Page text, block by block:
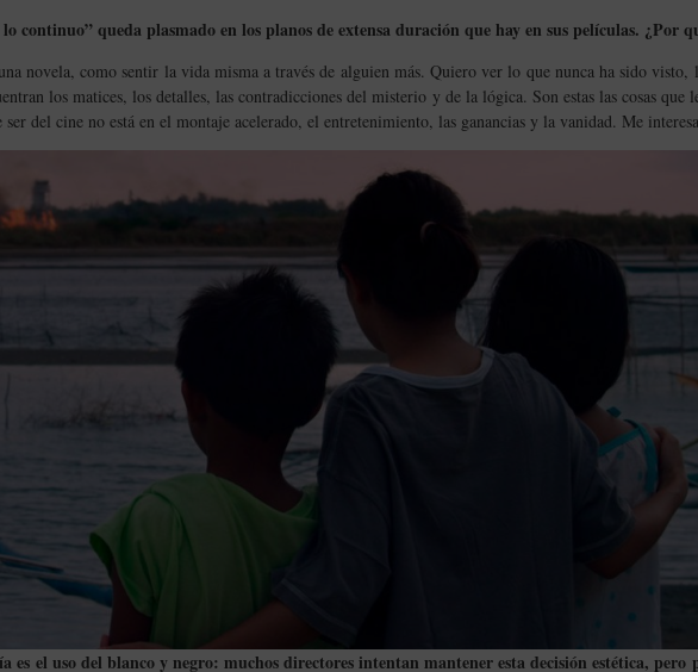
continuo” queda plasmado en los planos de extensa duración que hay en sus películas. ¿Por
novela, como sentir la vida misma a través de alguien más. Quiero ver lo que nunca ha sido visto,
los matices, los detalles, las contradicciones del misterio y de la lógica. Son estas las cosas
del cine no está en el montaje acelerado, el entretenimiento, las ganancias y la vanidad. Me
el uso del blanco y negro: muchos directores intentan mantener esta decisión estética, pero